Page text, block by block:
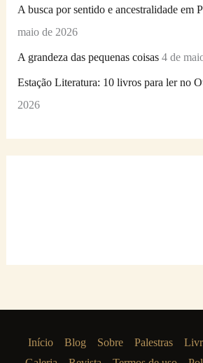
A busca por sentido e ancestralidade em
maio de 2026
A grandeza das pequenas coisas 4 de
Estação Literatura: 10 livros para ler no
2026
Início Blog Sobre Palestras